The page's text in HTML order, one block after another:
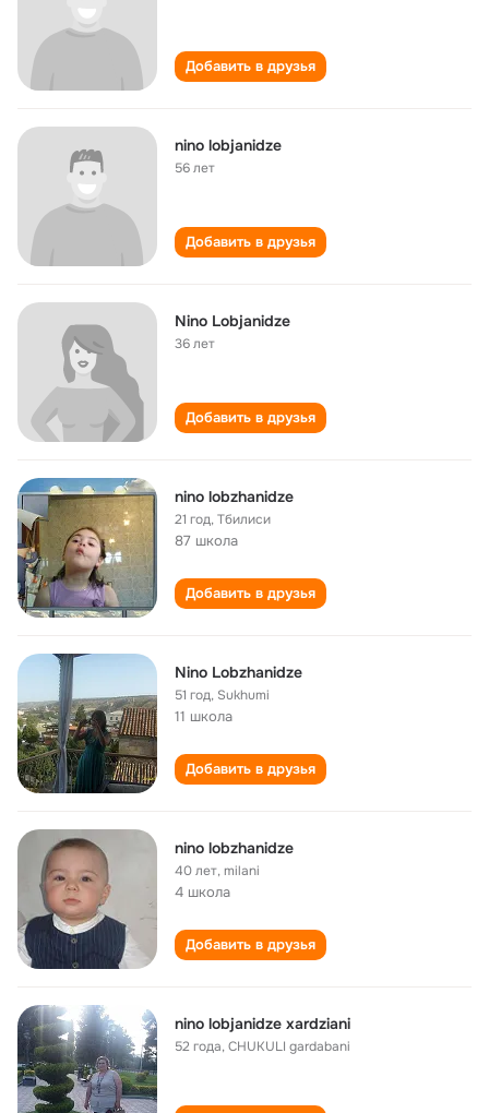
Добавить в друзья
nino lobjanidze
56 лет
Добавить в друзья
Nino Lobjanidze
36 лет
Добавить в друзья
nino lobzhanidze
21 год,Тбилиси
87 школа
Добавить в друзья
Nino Lobzhanidze
51 год, Sukhumi
11 школа
Добавить в друзья
nino lobzhanidze
40 лет,milani
4 школа
Добавить в друзья
nino lobjanidze xardziani
52 года,CHUKULI gardabani